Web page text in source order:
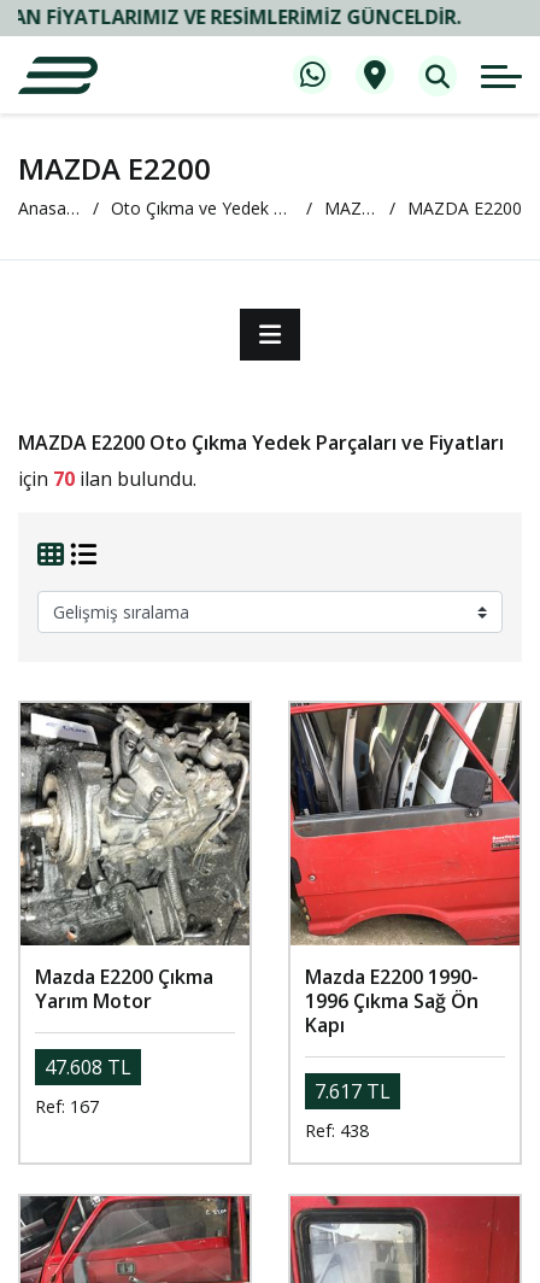
VE RESIMLERIMIZ GÜNCELDIR.
MAZDA E2200
Anasayfa Oto Çıkma ve Yedek Parça MAZDA MAZDA E2200
MAZDA E2200 Oto Çıkma Yedek Parçaları ve Fiyatları
için 70 ilan bulundu.
Mazda E2200 Çıkma
Yarım Motor
47.608 TL
Ref: 167
Mazda E2200 1990-
1996 Çıkma Sağ Ön
Kapı
7.617 TL
Ref: 438